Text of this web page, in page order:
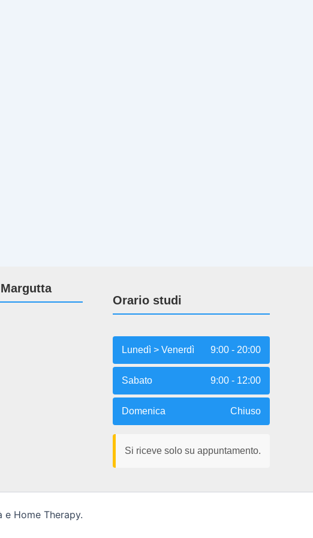
Orario studi
Lunedì > Venerdì 9:00 - 20:00
Sabato 9:00 - 12:00
Domenica Chiuso
Si riceve solo su appuntamento.
Home Therapy.